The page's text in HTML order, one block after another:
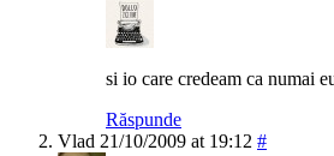
si io care credeam ca numai
Răspunde
Vlad 21/10/2009 at 19:12 #